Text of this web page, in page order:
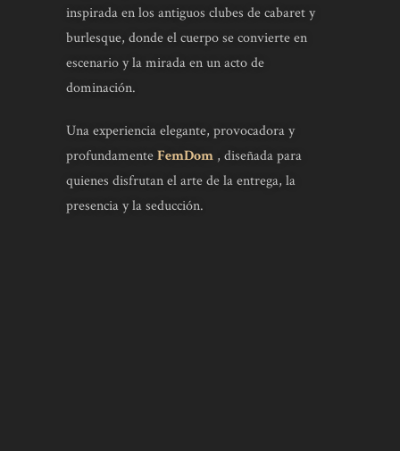
inspirada en los antiguos clubes de cabaret y
burlesque, donde el cuerpo se convierte en
escenario y la mirada en un acto de
dominación.
Una experiencia elegante, provocadora y
profundamenteFemDom , diseñada para
quienes disfrutan el arte de la entrega, la
presencia y la seducción.